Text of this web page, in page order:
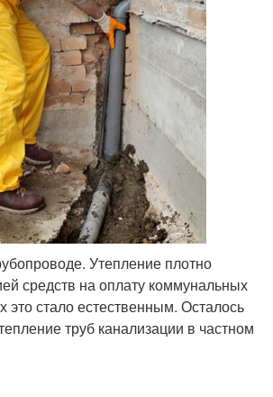
Утепление плотно
средств на оплату коммунальных
это стало естественным. Осталось
труб канализации в частном